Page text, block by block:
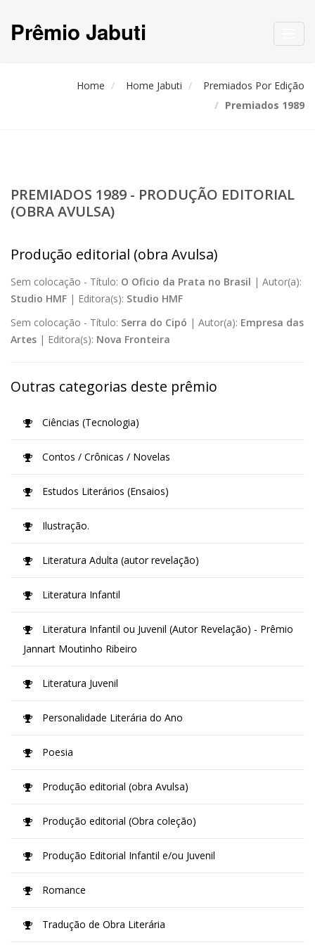
Prêmio Jabuti
Home Home Jabuti
Premiados Por Edição
Premiados 1989
PREMIADOS 1989 - PRODUÇÃO EDITORIAL
(OBRA AVULSA)
Produção editorial (obra Avulsa)
Sem colocação - Título: O Oficio da Prata no Brasil | Autor(a):
Studio HMF | Editora(s): Studio HMF
Sem colocação - Título: Serra do Cipó | Autor(a): Empresa das
Artes | Editora(s): Nova Fronteira
Outras categorias deste prêmio
Ciências (Tecnologia)
Contos / Crônicas / Novelas
Estudos Literários (Ensaios)
Ilustração.
Literatura Adulta (autor revelação)
Literatura Infantil
Literatura Infantil ou Juvenil (Autor Revelação) - Prêmio
Jannart Moutinho Ribeiro
Literatura Juvenil
Personalidade Literária do Ano
Poesia
Produção editorial (obra Avulsa)
Produção editorial (Obra coleção)
Produção Editorial Infantil e/ou Juvenil
Romance
Tradução de Obra Literária